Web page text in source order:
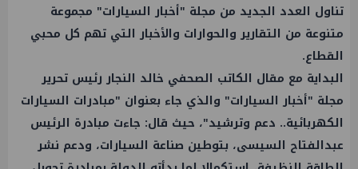
تناول العدد الجديد من مجلة "أخبار السيارات" مجموعة
متنوعة من التقارير والحوارات والأخبار التي تهم كل محبي
القطاع.
البداية مع مقال الكاتب الصحفي خالد النجار رئيس تحرير
مجلة "أخبار السيارات" والذي جاء بعنوان "مبادرات السيارات
الكهربائية.. دعم وترشيد"، حيث قال: جاءت مبادرة الرئيس
عبدالفتاح السيسى، بتوطين صناعة السيارات، ودعم نشر